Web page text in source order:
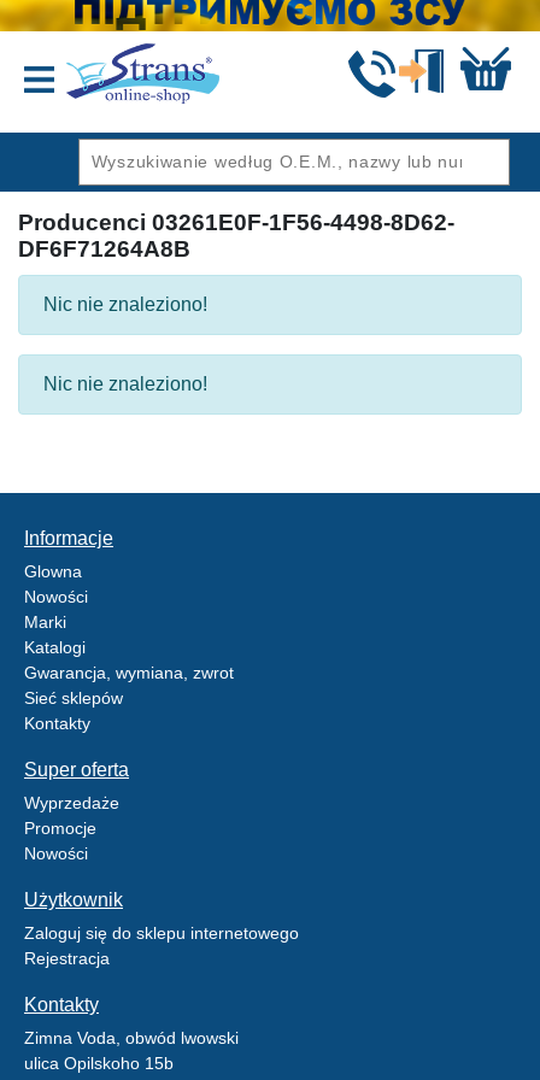
Producenci 03261E0F-1F56-4498-8D62-
DF6F71264A8B
Nic nie znaleziono!
Nic nie znaleziono!
Informacje
Glowna
Nowości
Marki
Katalogi
Gwarancja, wymiana, zwrot
Sieć sklepów
Kontakty
Super oferta
Wyprzedaże
Promocje
Nowości
Użytkownik
Zaloguj się do sklepu internetowego
Rejestracja
Kontakty
Zimna Voda, obwód lwowski
ulica Opilskoho 15b